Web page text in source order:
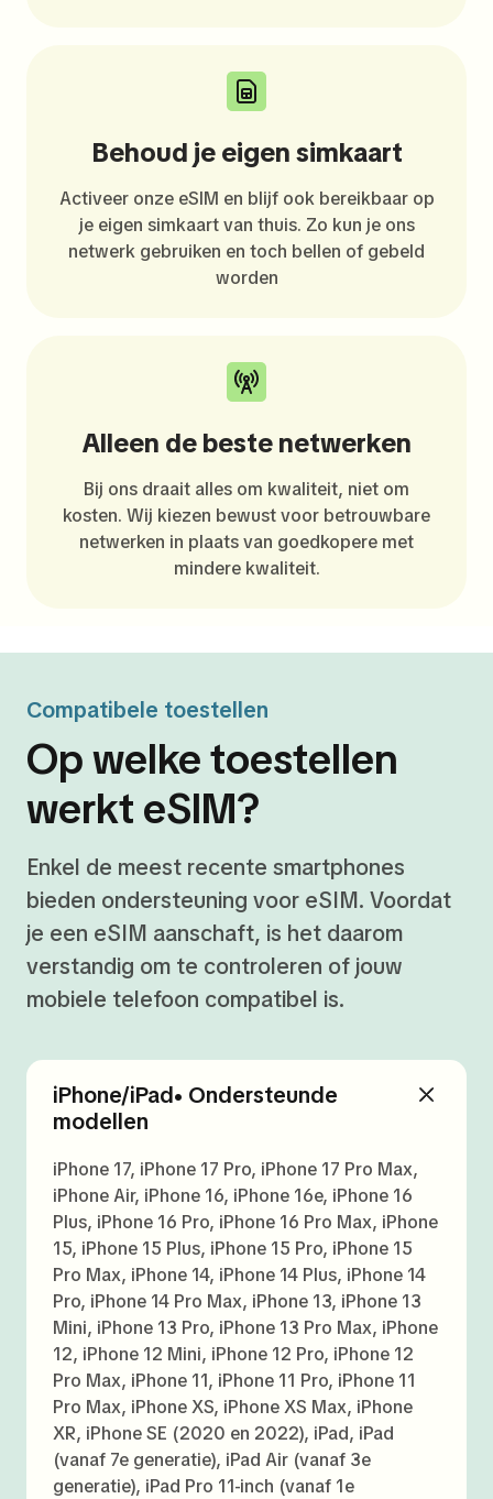
Behoud je eigen simkaart
Activeer onze eSIM en blijf ook bereikbaar op
je eigen simkaart van thuis. Zo kun je ons
netwerk gebruiken en toch bellen of gebeld
worden
Alleen de beste netwerken
Bij ons draait alles om kwaliteit, niet om
kosten. Wij kiezen bewust voor betrouwbare
netwerken in plaats van goedkopere met
mindere kwaliteit.
Compatibele toestellen
Op welke toestellen
werkt eSIM?
Enkel de meest recente smartphones
bieden ondersteuning voor eSIM. Voordat
je een eSIM aanschaft, is het daarom
verstandig om te controleren of jouw
mobiele telefoon compatibel is.
iPhone/iPad• Ondersteunde
modellen
iPhone 17, iPhone 17 Pro, iPhone 17 Pro Max,
iPhone Air, iPhone 16, iPhone 16e, iPhone 16
Plus, iPhone 16 Pro, iPhone 16 Pro Max, iPhone
15, iPhone 15 Plus, iPhone 15 Pro, iPhone 15
Pro Max, iPhone 14, iPhone 14 Plus, iPhone 14
Pro, iPhone 14 Pro Max, iPhone 13, iPhone 13
Mini, iPhone 13 Pro, iPhone 13 Pro Max, iPhone
12, iPhone 12 Mini, iPhone 12 Pro, iPhone 12
Pro Max, iPhone 11, iPhone 11 Pro, iPhone 11
Pro Max, iPhone XS, iPhone XS Max, iPhone
XR, iPhone SE (2020 en 2022), iPad, iPad
(vanaf 7e generatie), iPad Air (vanaf 3e
generatie), iPad Pro 11-inch (vanaf 1e